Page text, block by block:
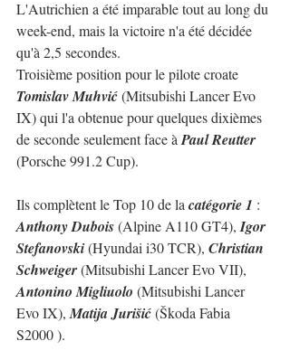
L'Autrichien a été imparable tout au long du
week-end, mais la victoire n'a été décidée
qu'à 2,5 secondes.
Troisième position pour le pilote croate
Tomislav Muhvić (Mitsubishi Lancer Evo
IX) qui l'a obtenue pour quelques dixièmes
de seconde seulement face à Paul Reutter
(Porsche 991.2 Cup).
Ils complètent le Top 10 de la catégorie 1 :
Anthony Dubois (Alpine A110 GT4), Igor
Stefanovski (Hyundai i30 TCR), Christian
Schweiger (Mitsubishi Lancer Evo VII),
Antonino Migliuolo (Mitsubishi Lancer
Evo IX), Matija Jurišić (Škoda Fabia
S2000 ).